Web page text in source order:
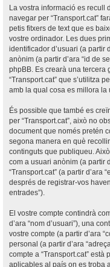
La vostra informació es recull
navegar per “Transport.cat”
petis fitxers de text que es
vostre ordinador. Les dues
identificador d’usuari (a partir
anònim (a partir d’ara “id de
phpBB. Es crearà una tercera
“Transport.cat” que s’utilitza
amb la qual cosa es millora la
És possible que també es
per “Transport.cat”, això no
document que només pretén
segona manera en què
continguts que publiqueu.
com a usuari anònim (a partir
“Transport.cat” (a partir d’ara
després de registrar-vos
entrades”).
El vostre compte contindrà
d’ara “nom d’usuari”), una
vostre compte (a partir d’ara
personal (a partir d’ara
compte a “Transport.cat”
aplicables al país on es troba